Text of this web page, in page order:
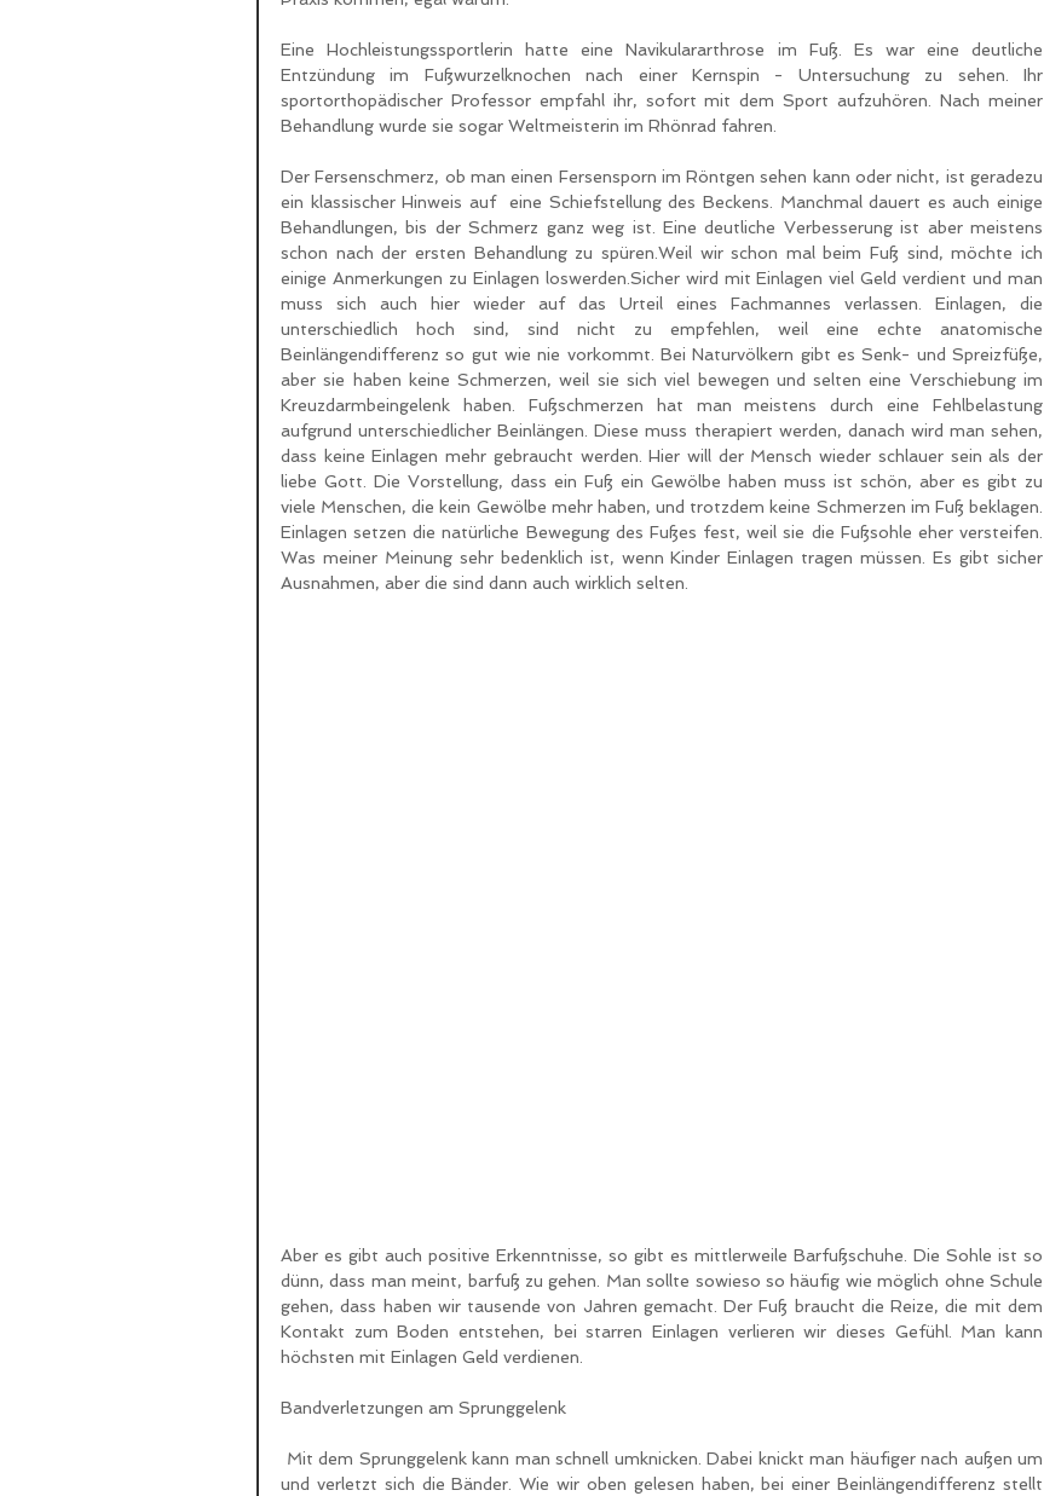
Eine Hochleistungssportlerin hatte eine Navikulararthrose im Fuß. Es war eine deutliche
Entzündung im Fußwurzelknochen nach einer Kernspin - Untersuchung zu sehen. Ihr
sportorthopädischer Professor empfahl ihr, sofort mit dem Sport aufzuhören. Nach meiner
Behandlung wurde sie sogar Weltmeisterin im Rhönrad fahren.
Der Fersenschmerz, ob man einen Fersensporn im Röntgen sehen kann oder nicht, ist geradezu
ein klassischer Hinweis auf  eine Schiefstellung des Beckens. Manchmal dauert es auch einige
Behandlungen, bis der Schmerz ganz weg ist. Eine deutliche Verbesserung ist aber meistens
schon nach der ersten Behandlung zu spüren.Weil wir schon mal beim Fuß sind, möchte ich
einige Anmerkungen zu Einlagen loswerden.Sicher wird mit Einlagen viel Geld verdient und man
muss sich auch hier wieder auf das Urteil eines Fachmannes verlassen. Einlagen, die
unterschiedlich hoch sind, sind nicht zu empfehlen, weil eine echte anatomische
Beinlängendifferenz so gut wie nie vorkommt. Bei Naturvölkern gibt es Senk- und Spreizfüße,
aber sie haben keine Schmerzen, weil sie sich viel bewegen und selten eine Verschiebung im
Kreuzdarmbeingelenk haben. Fußschmerzen hat man meistens durch eine Fehlbelastung
aufgrund unterschiedlicher Beinlängen. Diese muss therapiert werden, danach wird man sehen,
dass keine Einlagen mehr gebraucht werden. Hier will der Mensch wieder schlauer sein als der
liebe Gott. Die Vorstellung, dass ein Fuß ein Gewölbe haben muss ist schön, aber es gibt zu
viele Menschen, die kein Gewölbe mehr haben, und trotzdem keine Schmerzen im Fuß beklagen.
Einlagen setzen die natürliche Bewegung des Fußes fest, weil sie die Fußsohle eher versteifen.
Was meiner Meinung sehr bedenklich ist, wenn Kinder Einlagen tragen müssen. Es gibt sicher
Ausnahmen, aber die sind dann auch wirklich selten.
Aber es gibt auch positive Erkenntnisse, so gibt es mittlerweile Barfußschuhe. Die Sohle ist so
dünn, dass man meint, barfuß zu gehen. Man sollte sowieso so häufig wie möglich ohne Schule
gehen, dass haben wir tausende von Jahren gemacht. Der Fuß braucht die Reize, die mit dem
Kontakt zum Boden entstehen, bei starren Einlagen verlieren wir dieses Gefühl. Man kann
höchsten mit Einlagen Geld verdienen.
Bandverletzungen am Sprunggelenk
und verletzt sich die Bänder. Wie wir oben gelesen haben, bei einer Beinlängendifferenz stellt